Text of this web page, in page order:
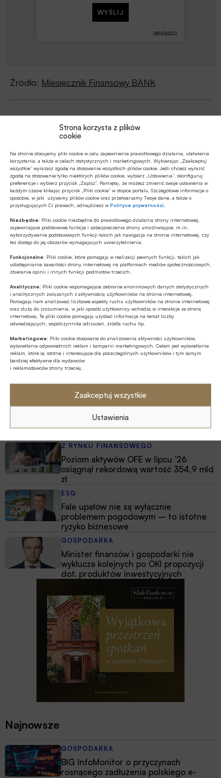
Strona korzysta z plików
cookie
Na stronie stosujemy pliki cookie w celu zapewnienie prawidłowego działania, ułatwienia
korzystania, a także w celach statystycznych i marketingowych. Wybierając „Zaakceptuj
wszystkie” wyrażasz zgodę na stosowanie wszystkich plików cookie. Jeśli chcesz wyrazić
zgodę na stosowanie tylko niektórych plików cookie, wybierz „Ustawienia”, skonfiguruj
preferencje i wybierz przycisk „Zapisz”. Pamiętaj, że możesz zmienić swoje ustawienia w
każdym czasie klikając przycisk „Pliki cookie” w stopce portalu. Szczegółowe informacje o
sposobie, w jaki używamy plików cookie oraz przetwarzamy Twoje dane, a także o
przysługujących Ci prawach, odnajdziesz wPolityce prywatności
Niezbędne: Pliki cookie niezbędne do prawidłowego działania strony internetowej,
zapewniające podstawowe funkcje i zabezpieczenia strony umożliwiające, m.in.
wykorzystywanie podstawowych funkcji takich jak nawigacja na stronie internetowej, czy
tez dostęp do jej obszarów wymagających uwierzytelnienia.
Funkcjonalne: Pliki cookie, które pomagają w realizacji pewnych funkcji, takich jak
udostępnianie zawartości strony internetowej na platformach mediów społecznościowych,
zbieranie opinii i innych funkcji podmiotów trzecich.
Analityczne: Pliki cookie wspomagające zebranie anonimowych danych statystycznych
i analitycznych związanych z aktywnością użytkowników na stronie internetowej.
Pomagają nam analizować liczbowe aspekty ruchu użytkowników na stronie internetowej
oraz służą do zrozumienia, w jaki sposób użytkownicy wchodzą w interakcje ze stroną
internetową. Te pliki cookie pomagają uzyskać informacje na temat liczby
odwiedzających, współczynnika odrzuceń, źródła ruchu itp.
Marketingowe: Pliki cookie stosowane do analizowania aktywności użytkowników,
wyświetlania odpowiednich reklam i kampanii marketingowych. Celem jest wyświetlanie
reklam, które są istotne i interesujące dla poszczególnych użytkowników i tym samym
bardziej efektywne dla wydawców
i reklamodawców strony trzeciej.
Zaakceptuj wszystkie
Ustawienia
regulamin
Źródło: Miesięcznik Finansowy BANK
Tagi
Autor
Piotr Zajdel
Źródło
Miesięcznik Finansowy BANK
Polecamy
Z RYNKU FINANSOWEGO
Dla firm łagodniejsze warunki
kredytowania, dla konsumentów niższe
marże
Z RYNKU FINANSOWEGO
Poziom aktywów OFE w lipcu ’26
osiągnął rekordową wartość 354,9 mld
zł
ESG
Fale upałów nie są wyłącznie
problemem pogodowym – to istotne
ryzyko biznesowe
GOSPODARKA
Minister finansów i gospodarki nie
wyklucza kolejnych po OKI propozycji
dot. produktów inwestycyjnych
Najnowsze
GOSPODARKA
BIG InfoMonitor o przyczynach
rosnącego zadłużenia polskiego e-